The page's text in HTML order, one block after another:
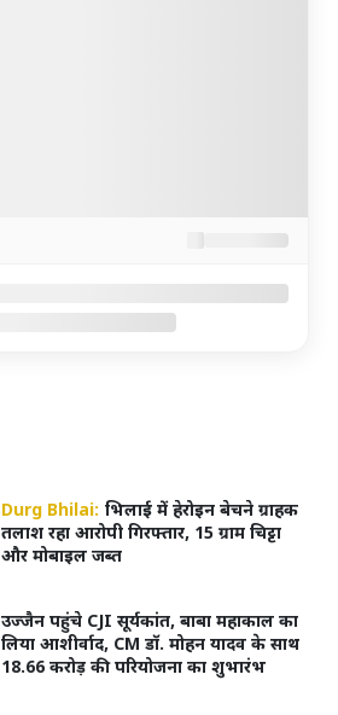
Durg Bhilai: भिलाई में हेरोइन बेचने ग्राहक
तलाश रहा आरोपी गिरफ्तार, 15 ग्राम चिट्टा
और मोबाइल जब्त
उज्जैन पहुंचे CJI सूर्यकांत, बाबा महाकाल का
लिया आशीर्वाद, CM डॉ. मोहन यादव के साथ
18.66 करोड़ की परियोजना का शुभारंभ